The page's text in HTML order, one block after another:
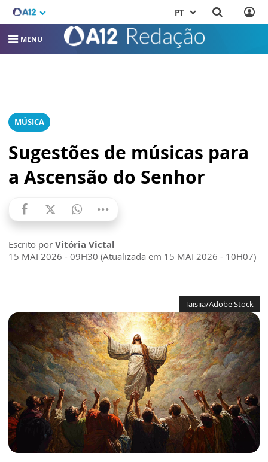
PT
MENU
MÚSICA
Sugestões de músicas para
a Ascensão do Senhor
Escrito por Vitória Victal
15 MAI 2026 - 09H30 (Atualizada em 15 MAI 2026 - 10H07)
Taisiia/Adobe Stock